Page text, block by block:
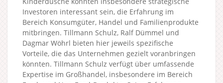
Investoren interessant sein, die Erfahrung im
Bereich Konsumgüter, Handel und Familienprodukte
mitbringen. Tillmann Schulz, Ralf Dümmel und
Dagmar Wöhrl bieten hier jeweils spezifische
Vorteile, die das Unternehmen gezielt voranbringen
könnten. Tillmann Schulz verfügt über umfassende
Expertise im Großhandel, insbesondere im Bereich